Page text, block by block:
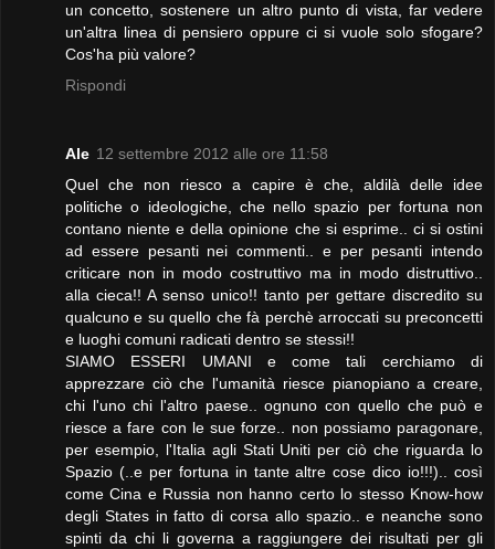
un concetto, sostenere un altro punto di vista, far vedere
un'altra linea di pensiero oppure ci si vuole solo sfogare?
Cos'ha più valore?
Rispondi
Ale 12 settembre 2012 alle ore 11:58
Quel che non riesco a capire è che, aldilà delle idee
politiche o ideologiche, che nello spazio per fortuna non
contano niente e della opinione che si esprime.. ci si ostini
ad essere pesanti nei commenti.. e per pesanti intendo
criticare non in modo costruttivo ma in modo distruttivo..
alla cieca!! A senso unico!! tanto per gettare discredito su
qualcuno e su quello che fà perchè arroccati su preconcetti
e luoghi comuni radicati dentro se stessi!!
SIAMO ESSERI UMANI e come tali cerchiamo di
apprezzare ciò che l'umanità riesce pianopiano a creare,
chi l'uno chi l'altro paese.. ognuno con quello che può e
riesce a fare con le sue forze.. non possiamo paragonare,
per esempio, l'Italia agli Stati Uniti per ciò che riguarda lo
Spazio (..e per fortuna in tante altre cose dico io!!!).. così
come Cina e Russia non hanno certo lo stesso Know-how
degli States in fatto di corsa allo spazio.. e neanche sono
spinti da chi li governa a raggiungere dei risultati per gli